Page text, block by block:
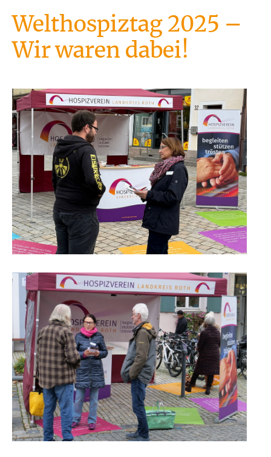
Welthospiztag 2025 –
Wir waren dabei!